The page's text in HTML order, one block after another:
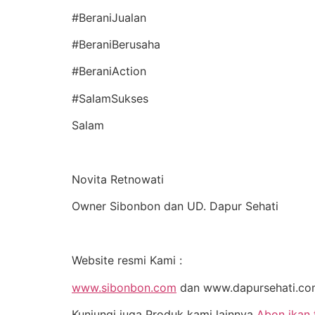
#BeraniJualan
#BeraniBerusaha
#BeraniAction
#SalamSukses
Salam
Novita Retnowati
Owner Sibonbon dan UD. Dapur Sehati
Website resmi Kami :
www.sibonbon.com dan